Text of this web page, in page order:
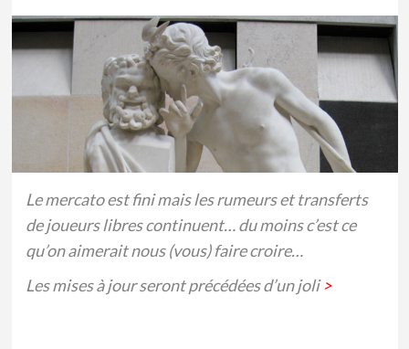
Le mercato est fini mais les rumeurs et transferts
de joueurs libres continuent… du moins c’est ce
qu’on aimerait nous (vous) faire croire…
Les mises à jour seront précédées d’un joli>